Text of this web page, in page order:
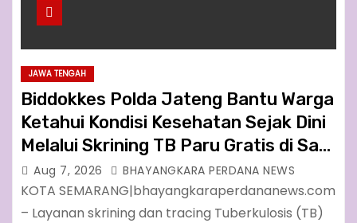
JAWA TENGAH
Biddokkes Polda Jateng Bantu Warga
Ketahui Kondisi Kesehatan Sejak Dini
Melalui Skrining TB Paru Gratis di Sam
Poo Kong
Aug 7, 2026 BHAYANGKARA PERDANA NEWS
KOTA SEMARANG|bhayangkaraperdananews.com
– Layanan skrining dan tracing Tuberkulosis (TB)